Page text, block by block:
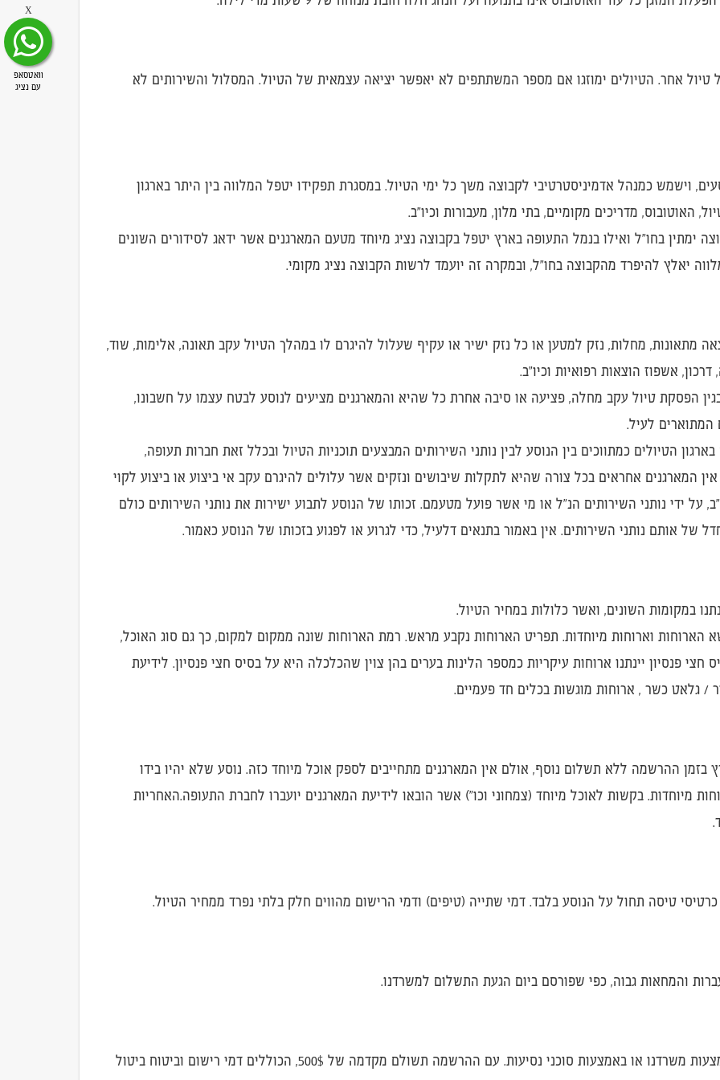
אחר. הטיולים ימוזגו אם מספר המשתתפים לא יאפשר יציאה עצמאית של הטיול. המסלול והשירותים לא
וישמש כמנהל אדמיניסטרטיבי לקבוצה משך כל ימי הטיול. במסגרת תפקידו יטפל המלווה בין היתר בארגון
האוטובוס, מדריכים מקומיים, בתי מלון, מעבורות וכיו"ב.
ימתין בחו"ל ואילו בנמל התעופה בארץ יטפל בקבוצה נציג מיוחד מטעם המארגנים אשר ידאג לסידורים השונים
יאלץ להיפרד מהקבוצה בחו"ל, ובמקרה זה יועמד לרשות הקבוצה נציג מקומי.
מתאונות, מחלות, נזק למטען או כל נזק ישיר או עקיף שעלול להיגרם לו במהלך הטיול עקב תאונה, אלימות, שוד,
אשפוז הוצאות רפואיות וכיו"ב.
הפסקת טיול עקב מחלה, פציעה או סיבה אחרת כל שהיא והמארגנים מציעים לנוסע לבטח עצמו על חשבונו,
המתוארים לעיל.
הטיולים כמתווכים בין הנוסע לבין נותני השירותים המבצעים תוכניות הטיול ובכלל זאת חברות תעופה,
אין המארגנים אחראים בכל צורה שהיא לתקלות שיבושים ונזקים אשר עלולים להיגרם עקב אי ביצוע או ביצוע לקוי
על ידי נותני השירותים הנ"ל או מי אשר פועל מטעמם. זכותו של הנוסע לתבוע ישירות את נותני השירותים כולם
של אותם נותני השירותים. אין באמור בתנאים דלעיל, כדי לגרוע או לפגוע בזכותו של הנוסע כאמור.
במקומות השונים, ואשר כלולות במחיר הטיול.
הארוחות וארוחות מיוחדות. תפריט הארוחות נקבע מראש. רמת הארוחות שונה ממקום למקום, כך גם סוג האוכל,
חצי פנסיון יינתנו ארוחות עיקריות כמספר הלינות בערים בהן צוין שהכלכלה היא על בסיס חצי פנסיון. לידיעת
/ גלאט כשר , ארוחות מוגשות בכלים חד פעמיים.
בזמן ההרשמה ללא תשלום נוסף, אולם אין המארגנים מתחייבים לספק אוכל מיוחד כזה. נוסע שלא יהיו בידו
מיוחדות. בקשות לאוכל מיוחד (צמחוני וכו") אשר הובאו לידיעת המארגנים יועברו לחברת התעופה.האחריות
טיסה תחול על הנוסע בלבד. דמי שתייה (טיפים) ודמי הרישום מהווים חלק בלתי נפרד ממחיר הטיול.
והמחאות גבוה, כפי שפורסם ביום הגעת התשלום למשרדנו.
המפורט באתר האינטרנט / בחוברת זו תעשה באמצעות משרדנו או באמצעות סוכני נסיעות. עם ההרשמה תשולם מקדמה של 500$, הכוללים דמי רישום וביטוח ביטול
X
וואטסאפ
עם נציג